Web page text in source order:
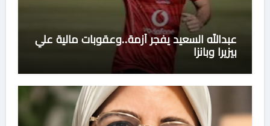
عبدالله السعيد يفجر أزمة..وعقوبات مالية علي
بيزيرا وبانزا